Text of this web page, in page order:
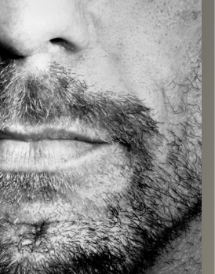
כל מה שחי, אמיתי ונושם.
עם שמוליק רגב.
קרדיט תמונות: David Goehring